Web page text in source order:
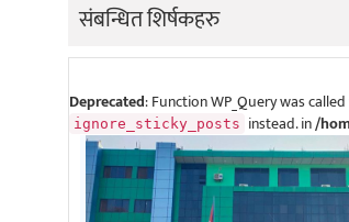
संबन्धित शिर्षकहरु
Deprecated: Function WP_Query was
ignore_sticky_posts instead. in/